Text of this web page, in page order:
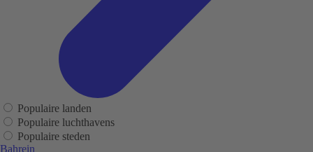
Populaire landen
Populaire luchthavens
Populaire steden
Bahrein